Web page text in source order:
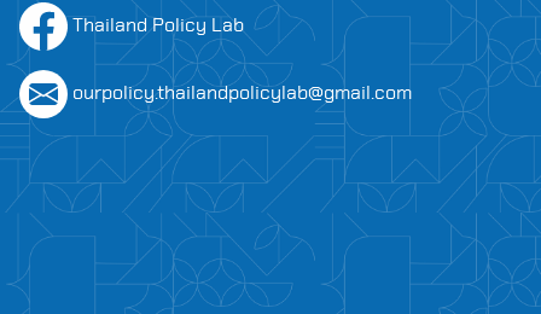
Thailand Policy Lab
ourpolicy.thailandpolicylab@gmail.com